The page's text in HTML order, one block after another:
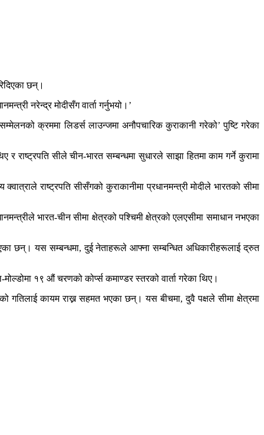
छन्।
नरेन्द्र मोदीसँग वार्ता गर्नुभयो।’
क्रममा लिडर्स लाउन्जमा अनौपचारिक कुराकानी गरेको’ पुष्टि गरेका
र राष्ट्रपति सीले चीन-भारत सम्बन्धमा सुधारले साझा हितमा काम गर्ने कुरामा
राष्ट्रपति सीसँगको कुराकानीमा प्रधानमन्त्री मोदीले भारतको सीमा
भारत-चीन सीमा क्षेत्रको पश्चिमी क्षेत्रको एलएसीमा समाधान नभएका
छन्। यस सम्बन्धमा, दुई नेताहरूले आफ्ना सम्बन्धित अधिकारीहरूलाई द्रुत
१९ औं चरणको कोर्प्स कमाण्डर स्तरको वार्ता गरेका थिए।
गतिलाई कायम राख्न सहमत भएका छन्। यस बीचमा, दुवै पक्षले सीमा क्षेत्रमा